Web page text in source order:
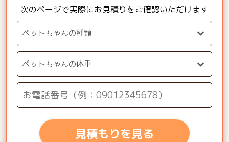
次のページで実際にお見積りをご確認いただけます
見積もりを見る